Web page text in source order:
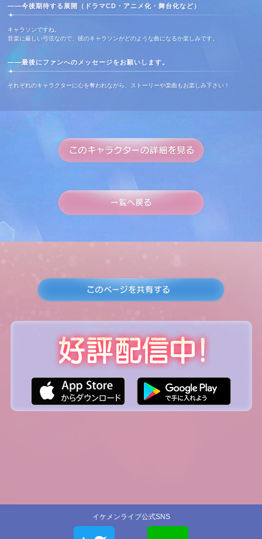
――今後期待する展開（ドラマCD・アニメ化・舞台化など）
キャラソンですね。
音楽に厳しい弓弦なので、彼のキャラソンがどのような曲になるか楽しみです。
――最後にファンへのメッセージをお願いします。
それぞれのキャラクターに心を奪われながら、ストーリーや楽曲もお楽しみ下さい！
イケメンライブ公式SNS